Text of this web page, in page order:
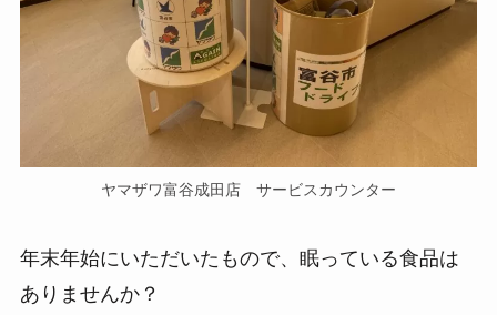
ヤマザワ富谷成田店 サービスカウンター
年末年始にいただいたもので、眠っている食品は
ありませんか？